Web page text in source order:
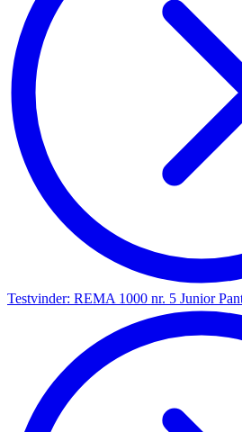
Testvinder: REMA 1000 nr. 5 Junior